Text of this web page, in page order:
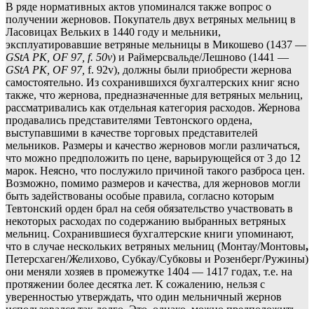
В ряде нормативных актов упоминался также вопрос о
получении жерновов. Покупатель двух ветряных мельниц в
Ласовицах Вельких в 1440 году и мельники,
эксплуатировавшие ветряные мельницы в Микошево (1437 —
GStA PK, OF 97, f. 50v) и Раймерсвальде/Лешново (1441 —
GStA PK, OF 97, f. 92v), должны были приобрести жернова
самостоятельно. Из сохранившихся бухгалтерских книг ясно
также, что жернова, предназначенные для ветряных мельниц,
рассматривались как отдельная категория расходов. Жернова
продавались представителями Тевтонского ордена,
выступавшими в качестве торговых представителей
мельников. Размеры и качество жерновов могли различаться,
что можно предположить по цене, варьирующейся от 3 до 12
марок. Неясно, что послужило причиной такого разброса цен.
Возможно, помимо размеров и качества, для жерновов могли
быть задействованы особые правила, согласно которым
Тевтонский орден брал на себя обязательство участвовать в
некоторых расходах по содержанию выбранных ветряных
мельниц. Сохранившиеся бухгалтерские книги упоминают,
что в случае нескольких ветряных мельниц (Монтау/Монтовы,
Петерсхаген/Желихово, Субкау/Субковы и Розенберг/Ружины)
они меняли хозяев в промежутке 1404 — 1417 годах, т.е. на
протяжении более десятка лет. К сожалению, нельзя с
уверенностью утверждать, что один мельничный жернов